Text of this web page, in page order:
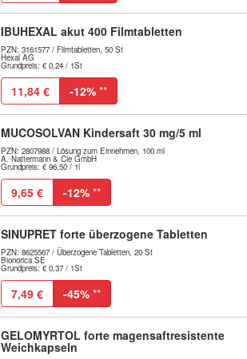
IBUHEXAL akut 400 Filmtabletten
PZN: 3161577 / Filmtabletten, 50 St
Hexal AG
Grundpreis: € 0,24 / 1St
11,84 € -12% **
MUCOSOLVAN Kindersaft 30 mg/5 ml
PZN: 2807988 / Lösung zum Einnehmen, 100 ml
A. Nattermann & Cie GmbH
Grundpreis: € 96,50 / 1l
9,65 € -12% **
SINUPRET forte überzogene Tabletten
PZN: 8625567 / Überzogene Tabletten, 20 St
Bionorica SE
Grundpreis: € 0,37 / 1St
7,49 € -45% **
GELOMYRTOL forte magensaftresistente
Weichkapseln